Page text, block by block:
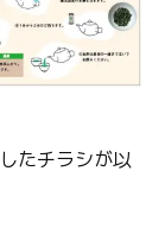
たチラシが以